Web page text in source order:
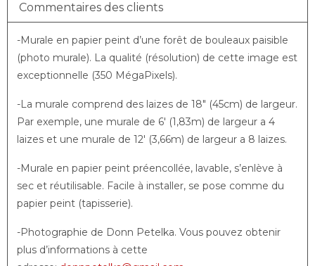
Commentaires des clients
-Murale en papier peint d’une forêt de bouleaux paisible
(photo murale). La qualité (résolution) de cette image est
exceptionnelle (350 MégaPixels).
-La murale comprend des laizes de 18″ (45cm) de largeur.
Par exemple, une murale de 6′ (1,83m) de largeur a 4
laizes et une murale de 12′ (3,66m) de largeur a 8 laizes.
-Murale en papier peint préencollée, lavable, s’enlève à
sec et réutilisable. Facile à installer, se pose comme du
papier peint (tapisserie).
-Photographie de Donn Petelka. Vous pouvez obtenir
plus d’informations à cette